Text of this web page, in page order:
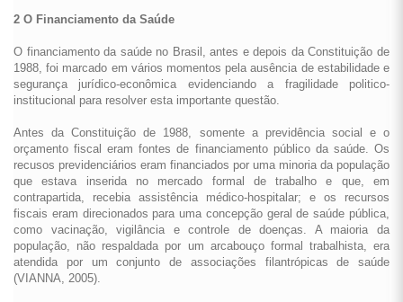
2 O Financiamento da Saúde
O financiamento da saúde no Brasil, antes e depois da Constituição de
1988, foi marcado em vários momentos pela ausência de estabilidade e
segurança jurídico-econômica evidenciando a fragilidade politico-
institucional para resolver esta importante questão.
Antes da Constituição de 1988, somente a previdência social e o
orçamento fiscal eram fontes de financiamento público da saúde. Os
recusos previdenciários eram financiados por uma minoria da população
que estava inserida no mercado formal de trabalho e que, em
contrapartida, recebia assistência médico-hospitalar; e os recursos
fiscais eram direcionados para uma concepção geral de saúde pública,
como vacinação, vigilância e controle de doenças. A maioria da
população, não respaldada por um arcabouço formal trabalhista, era
atendida por um conjunto de associações filantrópicas de saúde
(VIANNA, 2005).